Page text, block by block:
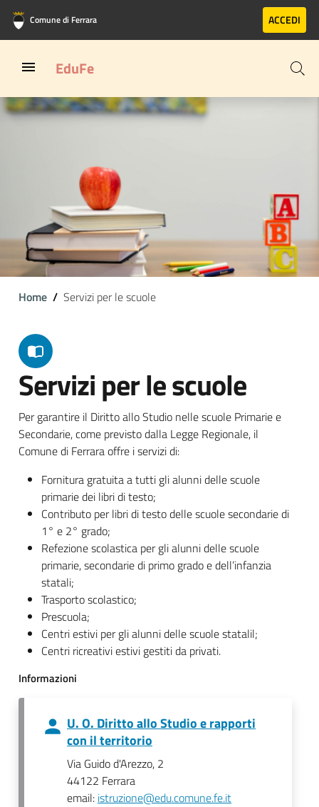
Vai al contenuto principale
Vai al footer
Comune di Ferrara ACCEDI
EduFe
Home Servizi per le scuole
Servizi per le scuole
Per garantire il Diritto allo Studio nelle scuole Primarie e
Secondarie, come previsto dalla Legge Regionale, il
Comune di Ferrara offre i servizi di:
Fornitura gratuita a tutti gli alunni delle scuole
primarie dei libri di testo;
Contributo per libri di testo delle scuole secondarie di
1° e 2° grado;
Refezione scolastica per gli alunni delle scuole
primarie, secondarie di primo grado e dell’infanzia
statali;
Trasporto scolastico;
Prescuola;
Centri estivi per gli alunni delle scuole statalil;
Centri ricreativi estivi gestiti da privati.
Informazioni
U. O. Diritto allo Studio e rapporti
con il territorio
Via Guido d'Arezzo, 2
44122 Ferrara
email: istruzione@edu.comune.fe.it